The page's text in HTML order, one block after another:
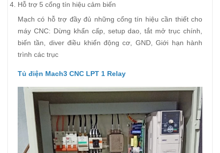
Hỗ trợ 5 cổng tín hiệu cảm biến
Mạch có hỗ trợ đầy đủ những cổng tín hiệu cần thiết cho
máy CNC: Dừng khẩn cấp, setup dao, tắt mở trục chính,
biến tần, diver điều khiển động cơ, GND, Giới hạn hành
trình các trục
Tủ điện Mach3 CNC LPT 1 Relay